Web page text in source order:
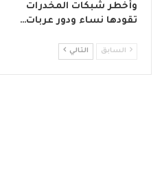
وأخطر شبكات المخدرات
تقودها نساء ودور عربات…
السابق التالي